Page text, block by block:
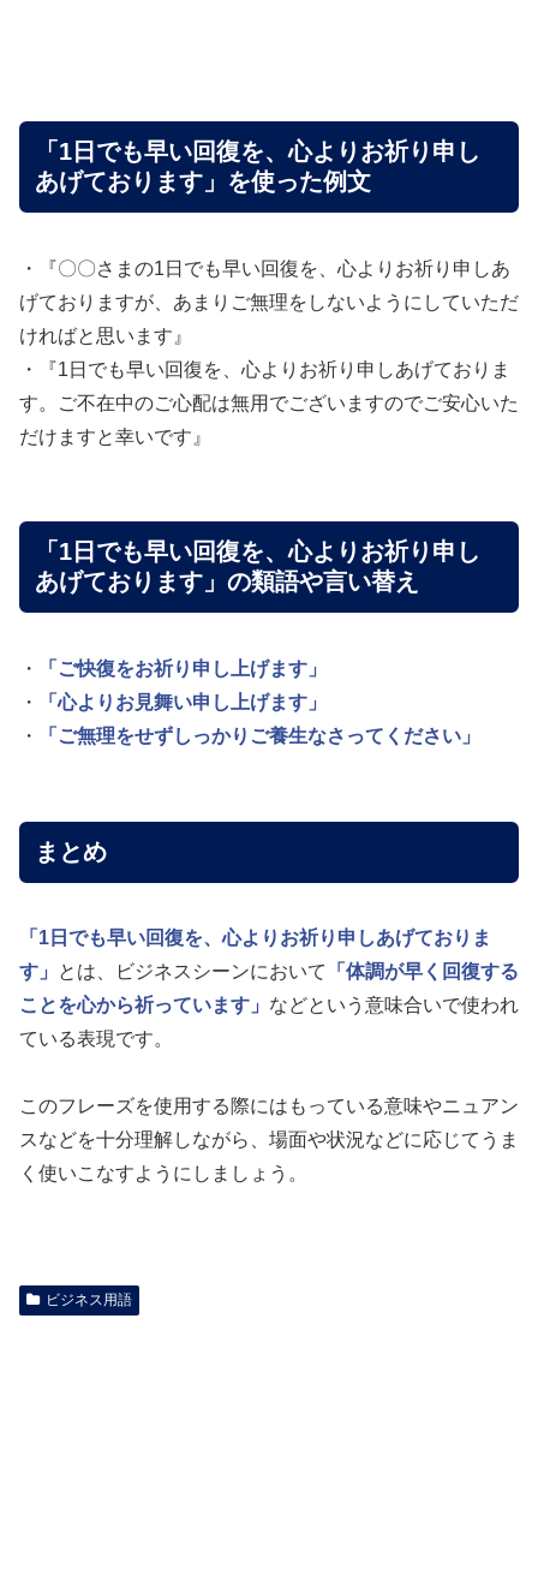
「1日でも早い回復を、心よりお祈り申し
あげております」を使った例文
・『〇〇さまの1日でも早い回復を、心よりお祈り申しあ
げておりますが、あまりご無理をしないようにしていただ
ければと思います』
・『1日でも早い回復を、心よりお祈り申しあげておりま
す。ご不在中のご心配は無用でございますのでご安心いた
だけますと幸いです』
「1日でも早い回復を、心よりお祈り申し
あげております」の類語や言い替え
・
「ご快復をお祈り申し上げます」
・
「心よりお見舞い申し上げます」
・
「ご無理をせずしっかりご養生なさってください」
まとめ
「1日でも早い回復を、心よりお祈り申しあげておりま
す」
とは、ビジネスシーンにおいて
「体調が早く回復する
ことを心から祈っています」 などという意味合いで使われ
ている表現です。
このフレーズを使用する際にはもっている意味やニュアン
スなどを十分理解しながら、場面や状況などに応じてうま
く使いこなすようにしましょう。
ビジネス用語